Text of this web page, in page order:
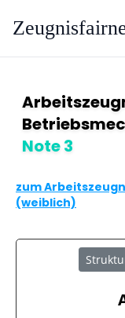
Note 3
zum
(weiblich)